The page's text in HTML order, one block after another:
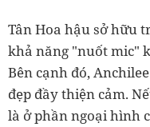
Tân Hoa hậu sở hữu
khả năng "nuốt mic"
Bên cạnh đó,
đẹp đầy thiện cảm.
là ở phần ngoại hình